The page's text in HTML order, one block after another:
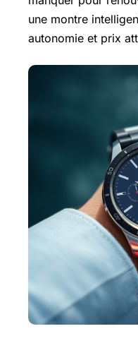
une montre
autonomie et prix